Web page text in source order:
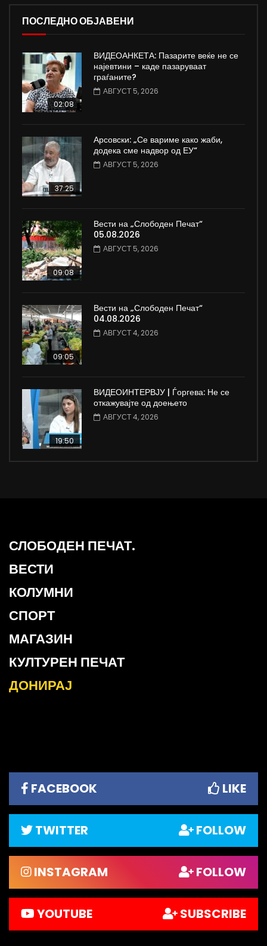
ПОСЛЕДНО ОБЈАВЕНИ
02:08
ВИДЕОАНКЕТА: Пазарите веќе не се
најевтини – каде пазаруваат
граѓаните?
АВГУСТ 5, 2026
37:25
Арсовски: „Се вариме како жаби,
додека сме надвор од ЕУ“
АВГУСТ 5, 2026
09:08
Вести на „Слободен Печат“
05.08.2026
АВГУСТ 5, 2026
09:05
Вести на „Слободен Печат“
04.08.2026
АВГУСТ 4, 2026
19:50
ВИДЕОИНТЕРВЈУ | Ѓоргева: Не се
откажувајте од доењето
АВГУСТ 4, 2026
СЛОБОДЕН ПЕЧАТ.
ВЕСТИ
КОЛУМНИ
СПОРТ
МАГАЗИН
КУЛТУРЕН ПЕЧАТ
ДОНИРАЈ
FACEBOOK LIKE
TWITTER FOLLOW
INSTAGRAM FOLLOW
YOUTUBE SUBSCRIBE